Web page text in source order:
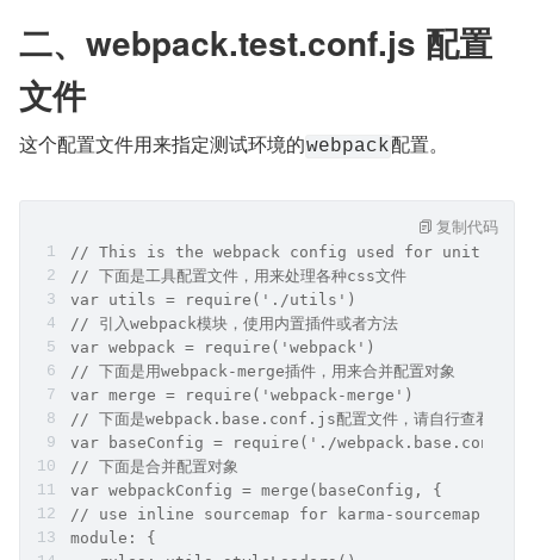
二、webpack.test.conf.js 配置
文件
这个配置文件用来指定测试环境的webpack配置。
// This is the webpack config used for unit
// 下面是工具配置文件，用来处理各种css文件
var utils = require('./utils')
// 引入webpack模块，使用内置插件或者方法
var webpack = require('webpack')
// 下面是用webpack-merge插件，用来合并配置对象
var merge = require('webpack-merge')
// 下面是webpack.base.conf.js配置文件，请自行查看我的
var baseConfig = require('./webpack.base.conf')
// 下面是合并配置对象
var webpackConfig = merge(baseConfig, {
// use inline sourcemap for karma-sourcemap-
module: {
复制代码